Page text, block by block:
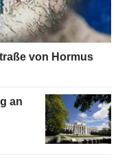
von Hormus
an